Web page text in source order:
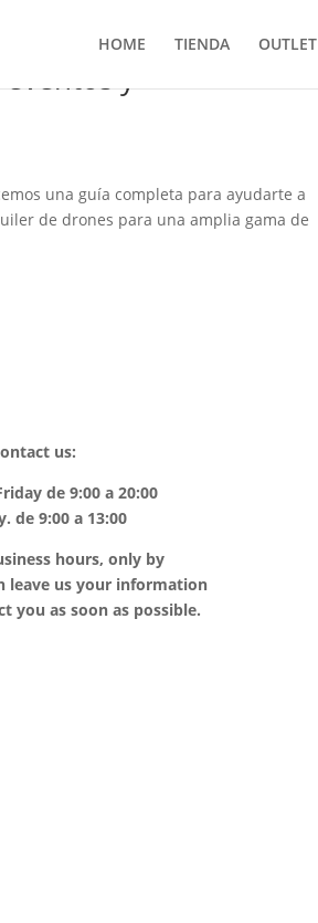
HOME TIENDA OUTLET
y
una guía completa para ayudarte a
de drones para una amplia gama de
us:
de 9:00 a 20:00
de 9:00 a 13:00
hours, only by
leave us your information
you as soon as possible.